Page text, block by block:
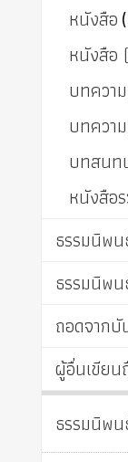
หนังสือ
หนังสือ
บทควา
บทควา
บทสน
หนังสือ
ธรรมนิพน
ธรรมนิพ
ถอดจาก
ผู้อื่นเขียน
ธรรมนิพ